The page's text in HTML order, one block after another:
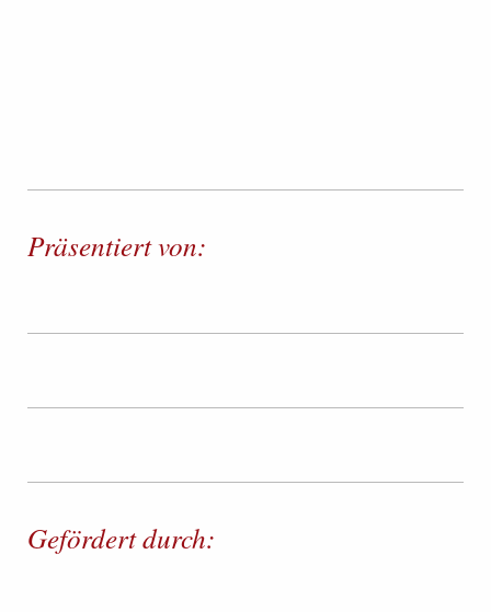
Präsentiert von:
Gefördert durch: